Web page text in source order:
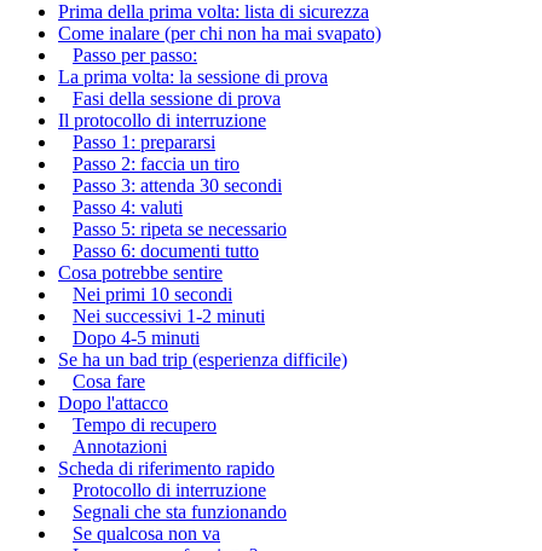
Prima della prima volta: lista di sicurezza
Come inalare (per chi non ha mai svapato)
Passo per passo:
La prima volta: la sessione di prova
Fasi della sessione di prova
Il protocollo di interruzione
Passo 1: prepararsi
Passo 2: faccia un tiro
Passo 3: attenda 30 secondi
Passo 4: valuti
Passo 5: ripeta se necessario
Passo 6: documenti tutto
Cosa potrebbe sentire
Nei primi 10 secondi
Nei successivi 1-2 minuti
Dopo 4-5 minuti
Se ha un bad trip (esperienza difficile)
Cosa fare
Dopo l'attacco
Tempo di recupero
Annotazioni
Scheda di riferimento rapido
Protocollo di interruzione
Segnali che sta funzionando
Se qualcosa non va